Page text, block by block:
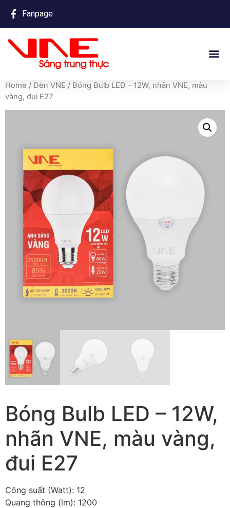
Fanpage
Home /Đèn VNE / Bóng Bulb LED – 12W, nhãn VNE, màu
vàng, đui E27
Bóng Bulb LED – 12W,
nhãn VNE, màu vàng,
đui E27
Công suất (Watt): 12
Quang thông (lm): 1200